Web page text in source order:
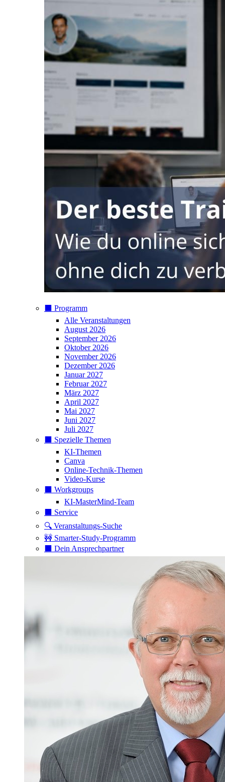
⬛️ Programm
Alle Veranstaltungen
August 2026
September 2026
Oktober 2026
November 2026
Dezember 2026
Januar 2027
Februar 2027
März 2027
April 2027
Mai 2027
Juni 2027
Juli 2027
⬛️ Spezielle Themen
KI-Themen
Canva
Online-Technik-Themen
Video-Kurse
⬛️ Workgroups
KI-MasterMind-Team
⬛️ Service
🔍 Veranstaltungs-Suche
🚧 Smarter-Study-Programm
⬛️ Dein Ansprechpartner